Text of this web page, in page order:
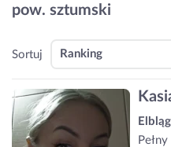
pow. sztumski
Sortuj
Elbląg